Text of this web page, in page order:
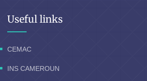
Useful links
CEMAC
INS CAMEROUN